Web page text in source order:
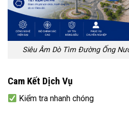
Siêu Âm Dò Tìm Đường Ống
Cam Kết Dịch Vụ
Kiểm tra nhanh chóng